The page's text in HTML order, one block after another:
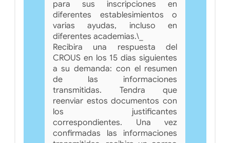
para sus inscripciones en
diferentes establesimientos o
varias ayudas, incluso en
diferentes academias.\_
Recibira una respuesta del
CROUS en los 15 dias siguientes
a su demanda: con el resumen
de las informaciones
transmitidas. Tendra que
reenviar estos documentos con
los justificantes
correspondientes. Una vez
confirmadas las informaciones